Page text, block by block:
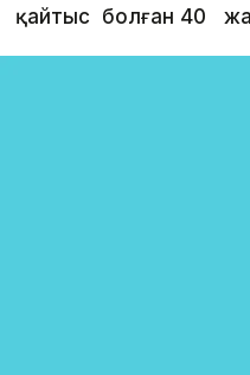
қайтыс болған 40